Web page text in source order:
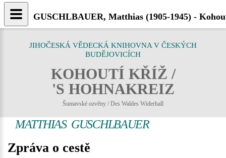
JIHOČESKÁ VĚDECKÁ KNIHOVNA V ČESKÝCH
BUDĚJOVICÍCH
KOHOUTÍ KŘÍŽ /
'S HOHNAKREIZ
Šumavské ozvěny / Des Waldes Widerhall
MATTHIAS GUSCHLBAUER
Zpráva o cestě
GUSCHLBAUER, Matthias (1905-1945) -